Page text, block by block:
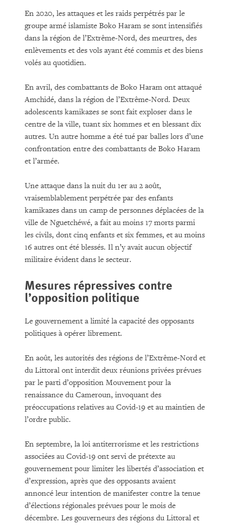
En 2020, les attaques et les raids perpétrés par le
groupe armé islamiste Boko Haram se sont intensifiés
dans la région de l’Extrême-Nord, des meurtres, des
enlèvements et des vols ayant été commis et des biens
volés au quotidien.
En avril, des combattants de Boko Haram ont attaqué
Amchidé, dans la région de l’Extrême-Nord. Deux
adolescents kamikazes se sont fait exploser dans le
centre de la ville, tuant six hommes et en blessant dix
autres. Un autre homme a été tué par balles lors d’une
confrontation entre des combattants de Boko Haram
et l’armée.
Une attaque dans la nuit du 1er au 2 août,
vraisemblablement perpétrée par des enfants
kamikazes dans un camp de personnes déplacées de la
ville de Nguetchéwé, a fait au moins 17 morts parmi
les civils, dont cinq enfants et six femmes, et au moins
16 autres ont été blessés. Il n’y avait aucun objectif
militaire évident dans le secteur.
Mesures répressives contre
l’opposition politique
Le gouvernement a limité la capacité des opposants
politiques à opérer librement.
En août, les autorités des régions de l’Extrême-Nord et
du Littoral ont interdit deux réunions privées prévues
par le parti d’opposition Mouvement pour la
renaissance du Cameroun, invoquant des
préoccupations relatives au Covid-19 et au maintien de
l’ordre public.
En septembre, la loi antiterrorisme et les restrictions
associées au Covid-19 ont servi de prétexte au
gouvernement pour limiter les libertés d’association et
d’expression, après que des opposants avaient
annoncé leur intention de manifester contre la tenue
d’élections régionales prévues pour le mois de
décembre. Les gouverneurs des régions du Littoral et